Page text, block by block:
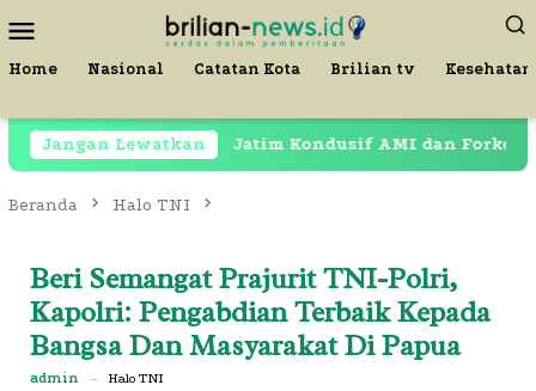
ke
kontenMobile
Home Nasional Catatan Kota Brilian tv Kesehatan
Jangan Lewatkan
Ayang Jatim Kondusif AMI dan Forkopimda
Beranda Halo TNI
Beri Semangat Prajurit TNI-Polri,
Kapolri: Pengabdian Terbaik Kepada
Bangsa Dan Masyarakat Di Papua
admin – Halo TNI